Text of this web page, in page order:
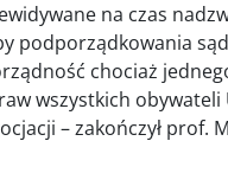
na czas
podporządkowania
chociaż
wszystkich
– zakończył prof.